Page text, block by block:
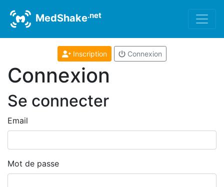
MedShake.net
Inscription Connexion
Connexion
Se connecter
Email
Mot de passe